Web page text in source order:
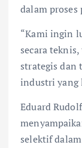
dalam proses
“Kami ingin
secara
strategis dan
industri yang
Eduard
selektif